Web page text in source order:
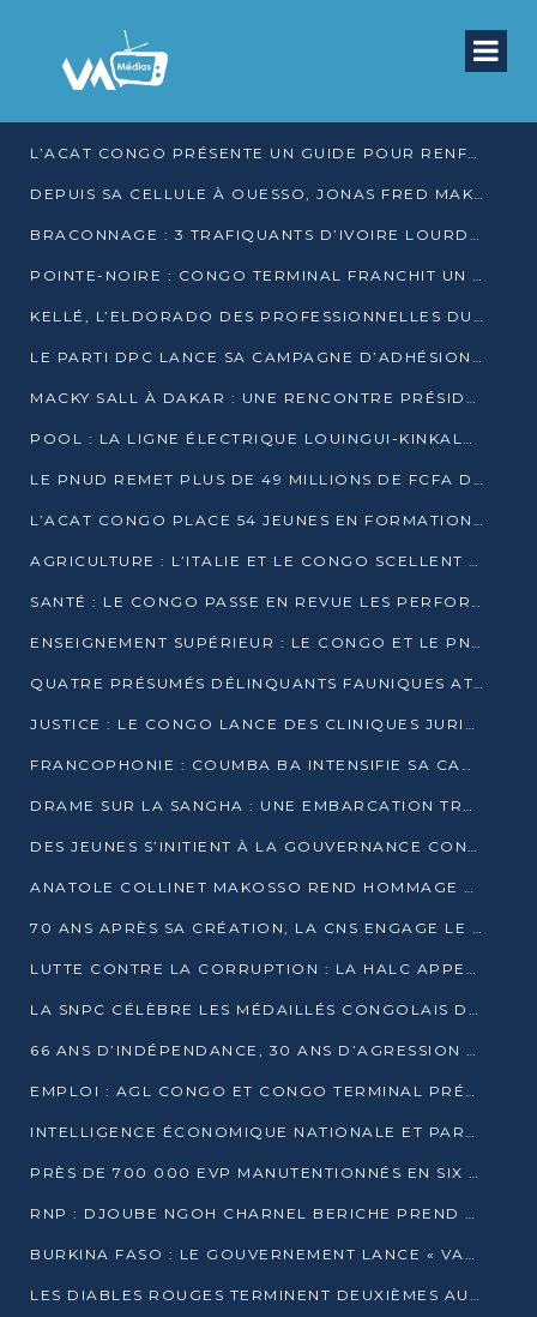
L’ACAT CONGO PRÉSENTE UN GUIDE POUR RENFORCER LES GARANTIES JUDICIAIRES EN GARDE À VUE
DEPUIS SA CELLULE À OUESSO, JONAS FRED MAKITA DÉNONCE CE QU’IL QUALIFIE DE DÉNI DE JUSTICE
BRACONNAGE : 3 TRAFIQUANTS D’IVOIRE LOURDEMENT CONDAMNÉS À DJAMBALA
POINTE-NOIRE : CONGO TERMINAL FRANCHIT UN CAP HISTORIQUE AVEC 99 MOUVEMENTS/HEURE
KELLÉ, L’ELDORADO DES PROFESSIONNELLES DU SEXE
LE PARTI DPC LANCE SA CAMPAGNE D’ADHÉSIONS ET VEUT STRUCTURER SA PRÉSENCE DANS LES 15 DÉPARTEMENTS
MACKY SALL À DAKAR : UNE RENCONTRE PRÉSIDENTIELLE QUI DIVISE L’OPINION SÉNÉGALAISE
POOL : LA LIGNE ÉLECTRIQUE LOUINGUI-KINKALA-BOKO MISE EN SERVICE
LE PNUD REMET PLUS DE 49 MILLIONS DE FCFA D’ÉQUIPEMENTS POUR ACCÉLÉRER LA NUMÉRISATION DU SYSTÈME DE SANTÉ
L’ACAT CONGO PLACE 54 JEUNES EN FORMATION PROFESSIONNELLE
AGRICULTURE : L’ITALIE ET LE CONGO SCELLENT UN PARTENARIAT POUR UNE PRODUCTION LOCALE DURABLE
SANTÉ : LE CONGO PASSE EN REVUE LES PERFORMANCES DE SES HÔPITAUX À MI-PARCOURS
ENSEIGNEMENT SUPÉRIEUR : LE CONGO ET LE PNUD VEULENT RAPPROCHER LA FORMATION UNIVERSITAIRE DES BESOINS DU MARCHÉ DE L’EMPLOI
QUATRE PRÉSUMÉS DÉLINQUANTS FAUNIQUES ATTENDUS DEVANT LA JUSTICE POUR TRAFIC D’IVOIRE
JUSTICE : LE CONGO LANCE DES CLINIQUES JURIDIQUES POUR RAPPROCHER LE DROIT DES CITOYENS
FRANCOPHONIE : COUMBA BA INTENSIFIE SA CAMPAGNE POUR LA SUCCESSION À LA TÊTE DE L’OIF
DRAME SUR LA SANGHA : UNE EMBARCATION TRANSPORTANT DES FIDÈLES DE « NZAMBÉ YA L’HUILE » FAIT NAUFRAGE À OUESSO
DES JEUNES S’INITIENT À LA GOUVERNANCE CONTINENTALE À BRAZZAVILLE
ANATOLE COLLINET MAKOSSO REND HOMMAGE À JEAN-PAUL PIGASSE
70 ANS APRÈS SA CRÉATION, LA CNS ENGAGE LE VIRAGE DE LA DIGITALISATION
LUTTE CONTRE LA CORRUPTION : LA HALC APPELLE À PASSER DES DISCOURS AUX ACTES
LA SNPC CÉLÈBRE LES MÉDAILLÉS CONGOLAIS DES OLYMPIADES PANAFRICAINES DE MATHÉMATIQUES 2026
66 ANS D’INDÉPENDANCE, 30 ANS D’AGRESSION RWANDAISE : 4 PRÉSIDENCES, UN ÉCHEC COLLECTIF
EMPLOI : AGL CONGO ET CONGO TERMINAL PRÉSÉLECTIONNENT PLUS DE 70 JEUNES À POINTE-NOIRE
INTELLIGENCE ÉCONOMIQUE NATIONALE ET PARTENARIATS INTERNATIONAUX : VERS UNE DOCTRINE SOUVERAINE DE SÉCURITÉ ÉCONOMIQUE
PRÈS DE 700 000 EVP MANUTENTIONNÉS EN SIX MOIS PAR CONGO TERMINAL
RNP : DJOUBE NGOH CHARNEL BERICHE PREND LES RÊNES DU PARTI
BURKINA FASO : LE GOUVERNEMENT LANCE « VACANCES UTILES 2026 » POUR FORMER LES ÉLÈVES À 15 MÉTIERS
LES DIABLES ROUGES TERMINENT DEUXIÈMES AU CHAMPIONNAT D’AFRIQUE ZONE 3